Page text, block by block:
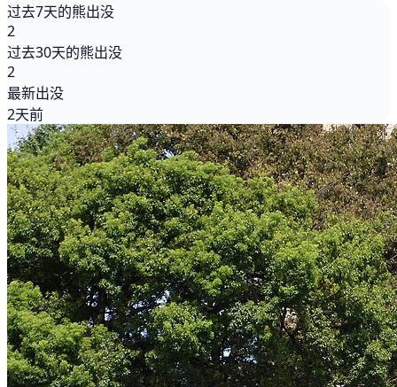
过去7天的熊出没
2
过去30天的熊出没
2
最新出没
2天前